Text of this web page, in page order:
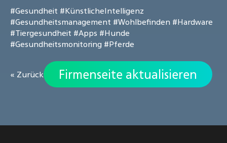
#Gesundheit #KünstlicheIntelligenz
#Gesundheitsmanagement #Wohlbefinden #Hardware
#Tiergesundheit #Apps #Hunde
#Gesundheitsmonitoring #Pferde
« Zurück Firmenseite aktualisieren